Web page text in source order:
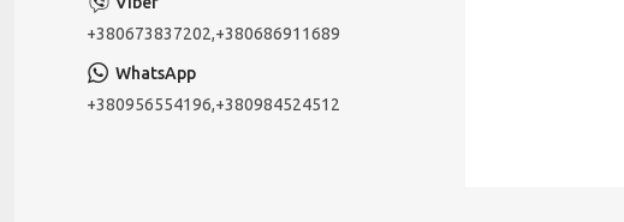
+380673837202,+380686911689
+380956554196,+380984524512